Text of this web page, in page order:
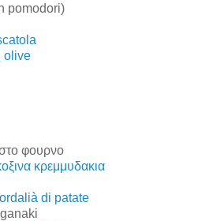
pomodori)
olive
φουρνο
κρεμμυδακια
ordalià di patate